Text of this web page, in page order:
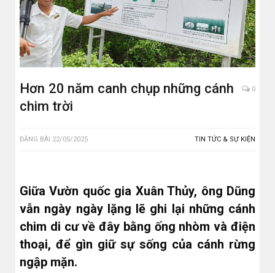
Hơn 20 năm canh chụp những cánh
chim trời
0
ĐĂNG BÀI 22/05/2025 TIN TỨC & SỰ KIỆN
Giữa Vườn quốc gia Xuân Thủy, ông Dũng
vẫn ngày ngày lặng lẽ ghi lại những cánh
chim di cư về đây bằng ống nhòm và điện
thoại, để gìn giữ sự sống của cánh rừng
ngập mặn.